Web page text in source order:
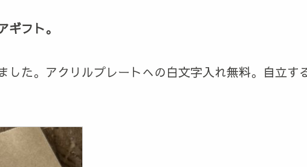
フト。
た。アクリルプレートへの白文字入れ無料。自立す